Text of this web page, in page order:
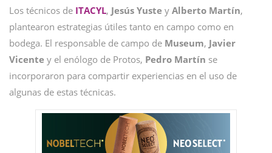
Los técnicos de ITACYL, Jesús Yuste y Alberto Martín,
plantearon estrategias útiles tanto en campo como en
bodega. El responsable de campo de Museum, Javier
Vicente y el enólogo de Protos, Pedro Martín se
incorporaron para compartir experiencias en el uso de
algunas de estas técnicas.